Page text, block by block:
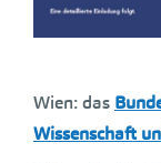
Wien: das
Wissenschaft